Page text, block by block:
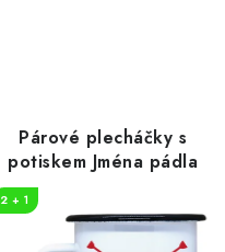
Párové plecháčky s
potiskem Jména pádla
2 + 1